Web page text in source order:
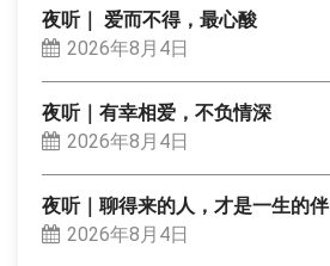
夜听｜ 爱而不得，最心酸
2026年8月4日
夜听｜有幸相爱，不负情深
2026年8月4日
夜听｜聊得来的人，才是一生的伴
2026年8月4日